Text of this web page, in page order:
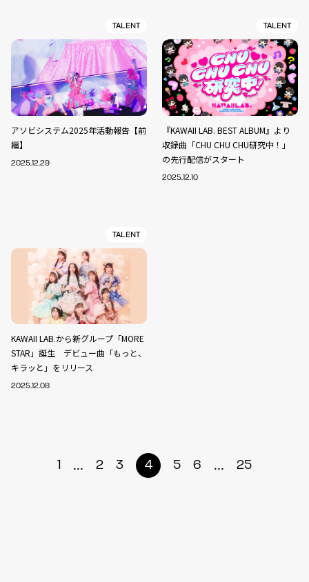
TALENT
アソビシステム2025年活動報告【前
編】
2025.12.29
TALENT
『KAWAII LAB. BEST ALBUM』より
収録曲「CHU CHU CHU研究中！」
の先行配信がスタート
2025.12.10
TALENT
KAWAII LAB.から新グループ「MORE
STAR」誕生 デビュー曲「もっと、
キラッと」をリリース
2025.12.08
1 ... 2 3 4 5 6 ... 25